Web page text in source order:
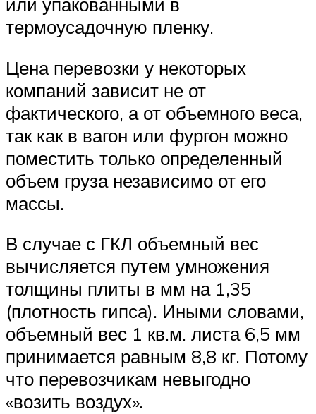
термоусадочную пленку.
Цена перевозки у некоторых
компаний зависит не от
фактического, а от объемного веса,
так как в вагон или фургон можно
поместить только определенный
объем груза независимо от его
массы.
В случае с ГКЛ объемный вес
вычисляется путем умножения
толщины плиты в мм на 1,35
(плотность гипса). Иными словами,
объемный вес 1 кв.м. листа 6,5 мм
принимается равным 8,8 кг. Потому
что перевозчикам невыгодно
«возить воздух».